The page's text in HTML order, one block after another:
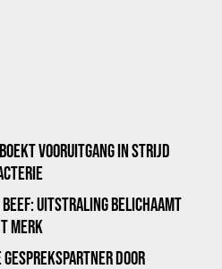
VOORUITGANG IN STRIJD
UITSTRALING BELICHAAMT
MERK
DOOR